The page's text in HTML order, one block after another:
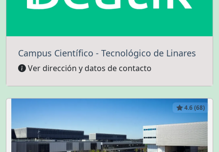
Campus Científico - Tecnológico de Linares
Ver dirección y datos de contacto
4.6 (68)